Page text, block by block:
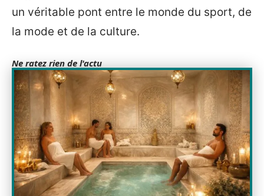
un véritable pont entre le monde du sport, de
la mode et de la culture.
Ne ratez rien de l'actu